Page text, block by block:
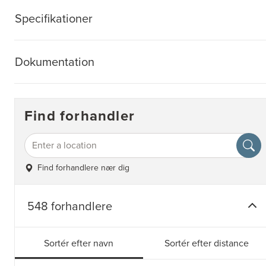
Specifikationer
Dokumentation
Find forhandler
Find forhandlere nær dig
548 forhandlere
Sortér efter navn Sortér efter distance